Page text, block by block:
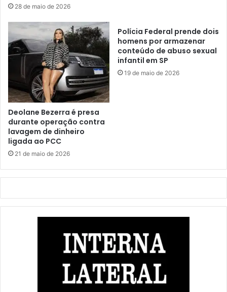
28 de maio de 2026
Deolane Bezerra é presa
durante operação contra
lavagem de dinheiro
ligada ao PCC
21 de maio de 2026
Polícia Federal prende dois
homens por armazenar
conteúdo de abuso sexual
infantil em SP
19 de maio de 2026